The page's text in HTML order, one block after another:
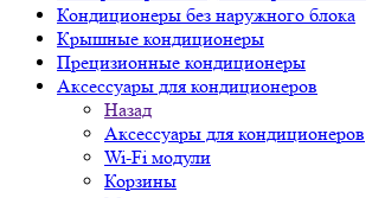
Кондиционеры без наружного блока
Крышные кондиционеры
Прецизионные кондиционеры
Аксессуары для кондиционеров
Назад
Аксессуары для кондиционеров
Wi-Fi модули
Корзины